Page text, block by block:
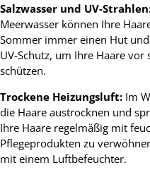
Salzwasser und UV-
Meerwasser können Ihre
Sommer immer einen Hut
UV-Schutz, um Ihre Haare vor
schützen.
Trockene Heizungsluft: Im
die Haare austrocknen und
Ihre Haare regelmäßig mit
Pflegeprodukten zu
mit einem Luftbefeuchter.